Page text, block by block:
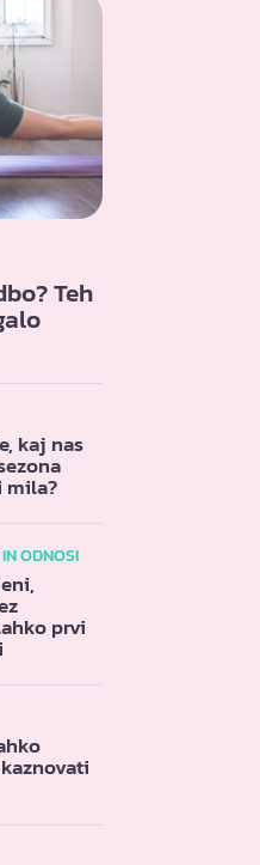
Teh
kaj nas
mila?
ODNOSI
prvi